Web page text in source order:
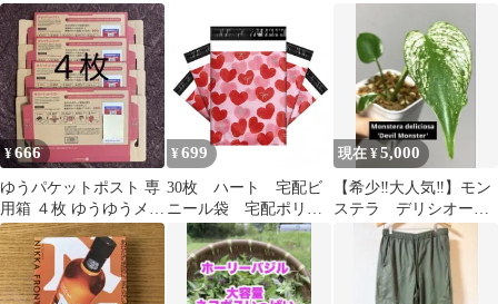
念きっぷ＋通常記念き
っぷ【匿名配送】
ない 33cm*26cm フタ
4cm ワンタッチテー
プ 強力テープ付き
封筒 梱包用資材 ポ
リ袋 カラー おしゃ
れ 厚手 軽量 防
水 クリックポスト
ネコポス ゆうパケッ
ト メルカリ
¥666
ゆうパケットポスト 専
用箱 ４枚 ゆうゆうメル
カリ便 郵便 梱包材 箱
即発送！
¥ 699
30枚 ハート 宅配ビ
ニール袋 宅配ポリ袋
A4サイズ 梱包 透け
ない 33cm*26cm フタ
4cm ワンタッチテー
プ 強力テープ付き
現在 ¥5,000
【希少‼️大人気‼️】モン
ステラ デリシオー
サ デビルモンスタ
ー 鉢ごと メルカリ